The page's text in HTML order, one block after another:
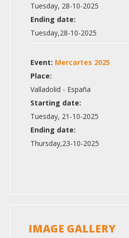
Tuesday, 28-10-2025
Ending date:
Tuesday,28-10-2025
Event: Mercartes 2025
Place:
Valladolid - España
Starting date:
Tuesday, 21-10-2025
Ending date:
Thursday,23-10-2025
IMAGE GALLERY